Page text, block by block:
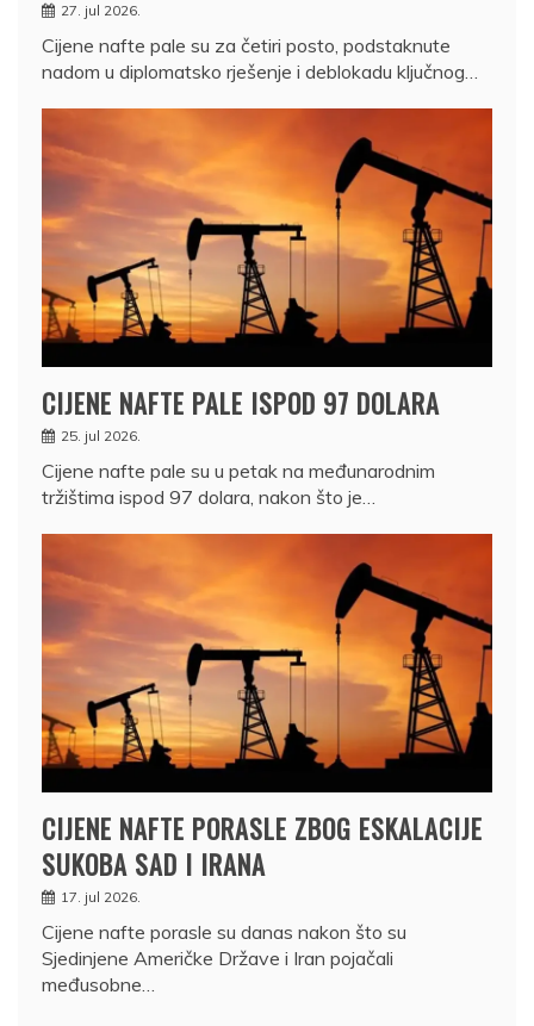
27. jul 2026.
Cijene nafte pale su za četiri posto, podstaknute
nadom u diplomatsko rješenje i deblokadu ključnog…
CIJENE NAFTE PALE ISPOD 97 DOLARA
25. jul 2026.
Cijene nafte pale su u petak na međunarodnim
tržištima ispod 97 dolara, nakon što je…
CIJENE NAFTE PORASLE ZBOG ESKALACIJE
SUKOBA SAD I IRANA
17. jul 2026.
Cijene nafte porasle su danas nakon što su
Sjedinjene Američke Države i Iran pojačali
međusobne…